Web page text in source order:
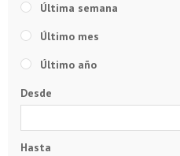
Última semana
Último mes
Último año
Desde
Hasta